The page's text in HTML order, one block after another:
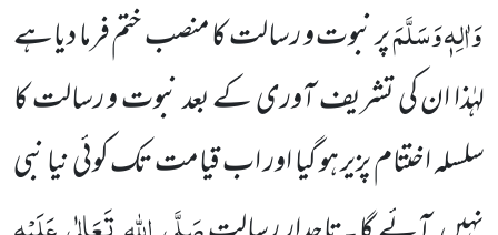
وَاٰلِہٖ وَسَلَّمَپر نبوت و رسالت کا منصب ختم فرما دیاہے
لہٰذا ان کی تشریف آوری کے بعد نبوت و رسالت کا
سلسلہ اختتام پزیر ہو گیا اوراب قیامت تک کوئی نیا نبی